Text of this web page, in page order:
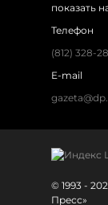
показать
Телефон
(812) 328-
E-mail
© 1993 -
Пресс»